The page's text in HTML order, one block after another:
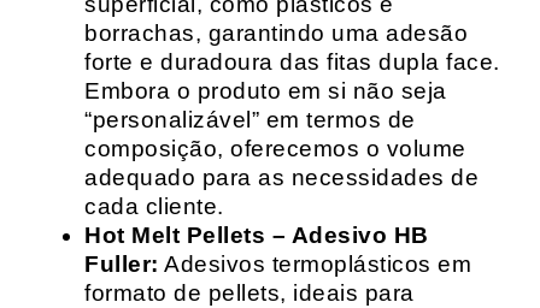
borrachas, garantindo uma adesão
forte e duradoura das fitas dupla face.
Embora o produto em si não seja
“personalizável” em termos de
composição, oferecemos o volume
adequado para as necessidades de
cada cliente.
Hot Melt Pellets – Adesivo HB
Fuller: Adesivos termoplásticos em
formato de pellets, ideais para